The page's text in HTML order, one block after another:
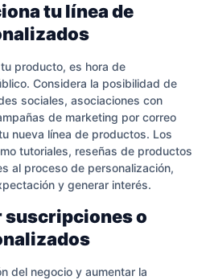
tu línea de
producto, es hora de
Considera la posibilidad de
sociales, asociaciones con
de marketing por correo
nueva línea de productos. Los
tutoriales, reseñas de productos
al proceso de personalización,
y generar interés.
suscripciones o
del negocio y aumentar la